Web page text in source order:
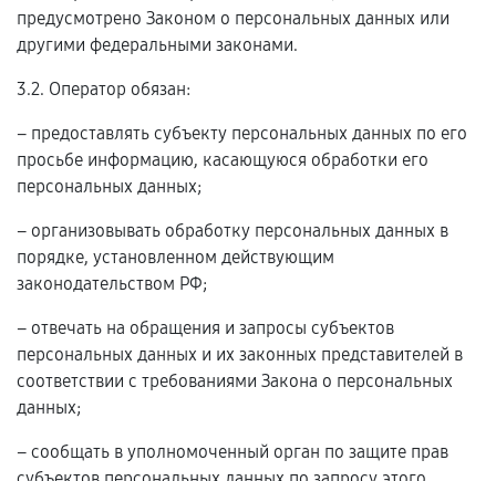
предусмотрено Законом о персональных данных или
другими федеральными законами.
3.2. Оператор обязан:
– предоставлять субъекту персональных данных по его
просьбе информацию, касающуюся обработки его
персональных данных;
– организовывать обработку персональных данных в
порядке, установленном действующим
законодательством РФ;
– отвечать на обращения и запросы субъектов
персональных данных и их законных представителей в
соответствии с требованиями Закона о персональных
данных;
– сообщать в уполномоченный орган по защите прав